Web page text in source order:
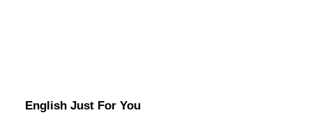
English Just For You